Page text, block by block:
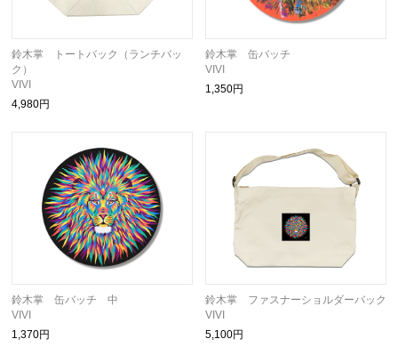
鈴木掌 トートバック（ランチバッ
ク）
VIVI
4,980円
鈴木掌 缶バッチ
VIVI
1,350円
鈴木掌 缶バッチ 中
VIVI
1,370円
鈴木掌 ファスナーショルダーバック
VIVI
5,100円